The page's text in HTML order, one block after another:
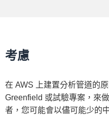
考慮
在 AWS 上建置分析管道的
Greenfield 或試驗專案，來
者，您可能會以儘可能少的